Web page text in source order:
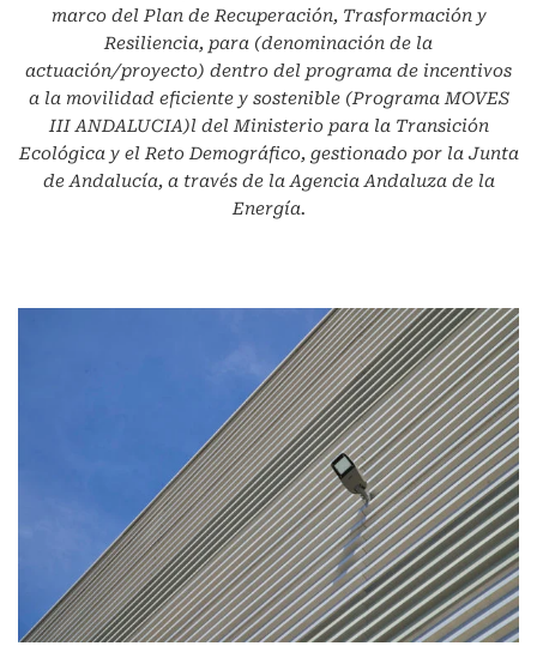
marco del Plan de Recuperación, Trasformación y
Resiliencia, para (denominación de la
actuación/proyecto) dentro del programa de incentivos
a la movilidad eficiente y sostenible (Programa MOVES
III ANDALUCIA)l del Ministerio para la Transición
Ecológica y el Reto Demográfico, gestionado por la Junta
de Andalucía, a través de la Agencia Andaluza de la
Energía.